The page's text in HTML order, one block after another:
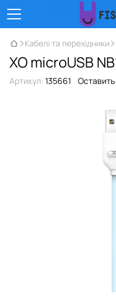
Кабелі та перехідники
XO microUSB
Артикул: 135661